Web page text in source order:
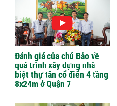
Đánh giá của chú Bảo về
quá trình xây dựng nhà
biệt thự tân cổ điển 4 tầng
8x24m ở Quận 7